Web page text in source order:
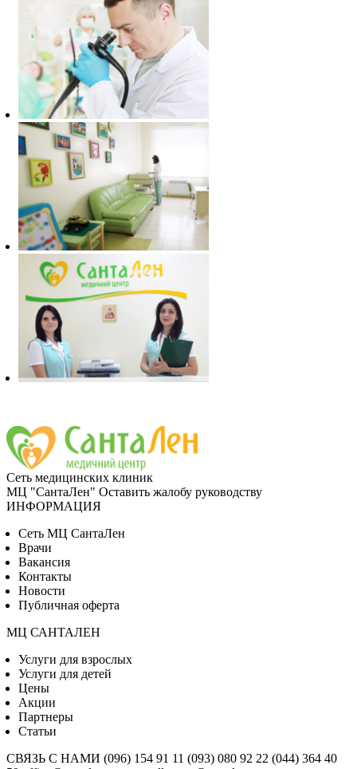
Сеть медицинских клиник
МЦ "СантаЛен" Оставить жалобу руководству
ИНФОРМАЦИЯ
Сеть МЦ СантаЛен
Врачи
Вакансия
Контакты
Новости
Публичная оферта
МЦ САНТАЛЕН
Услуги для взрослых
Услуги для детей
Цены
Акции
Партнеры
Статьи
СВЯЗЬ С НАМИ (096) 154 91 11 (093) 080 92 22 (044) 364 40